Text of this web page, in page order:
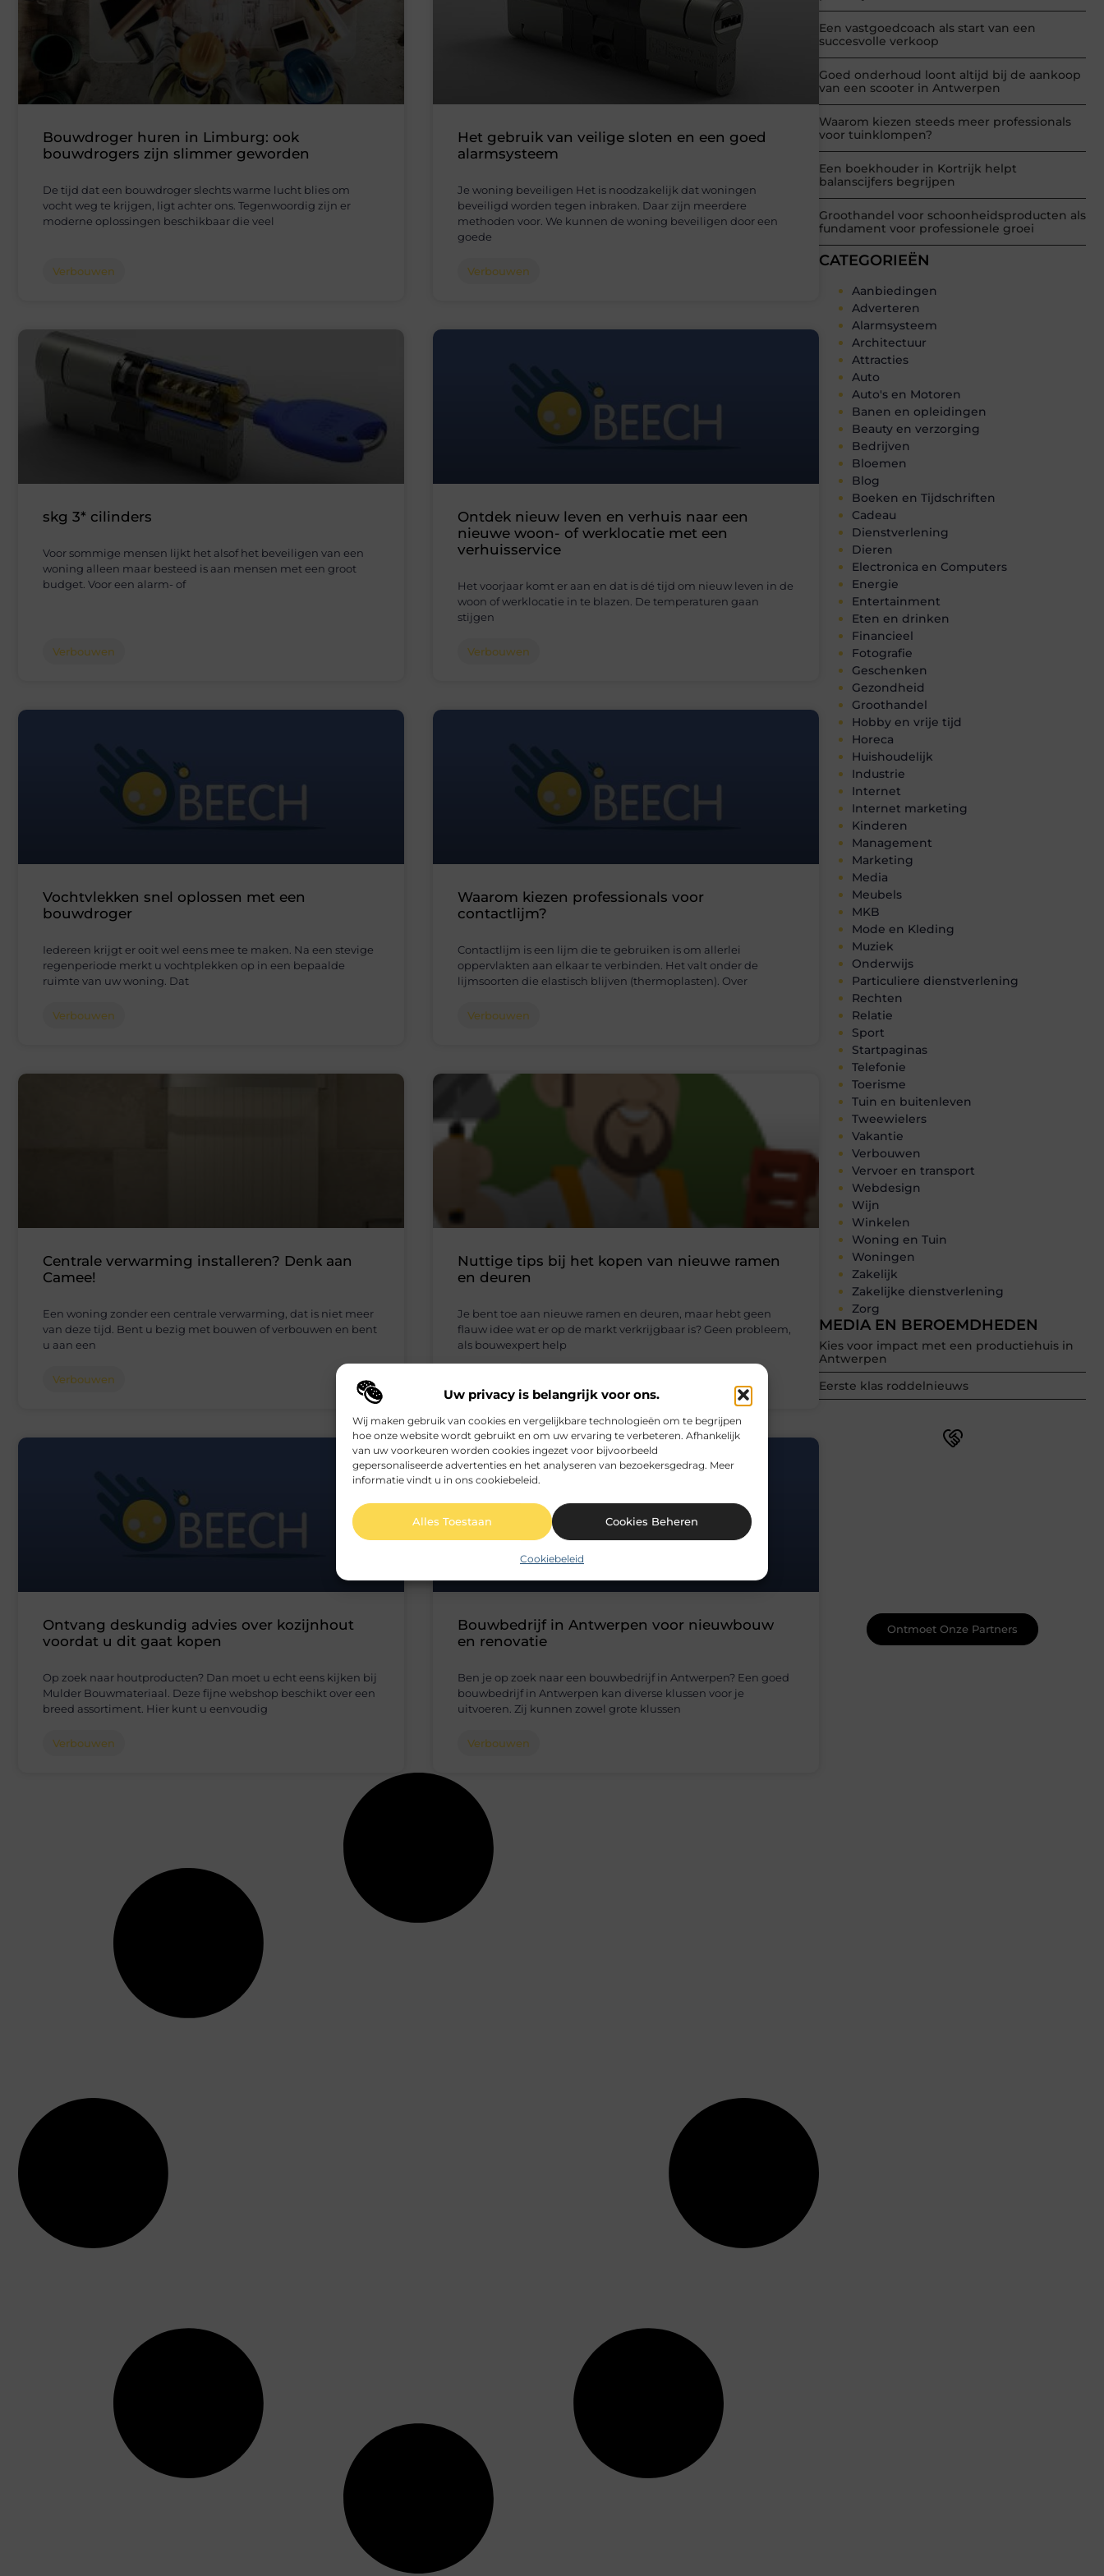
Uw privacy is belangrijk voor ons.
Wij maken gebruik van cookies en vergelijkbare technologieën om te begrijpen
hoe onze website wordt gebruikt en om uw ervaring te verbeteren. Afhankelijk
van uw voorkeuren worden cookies ingezet voor bijvoorbeeld
gepersonaliseerde advertenties en het analyseren van bezoekersgedrag. Meer
informatie vindt u in ons cookiebeleid.
Alles Toestaan Cookies Beheren
Cookiebeleid
Een vastgoedcoach als start van een
succesvolle verkoop
Goed onderhoud loont altijd bij de aankoop
van een scooter in Antwerpen
Waarom kiezen steeds meer professionals
voor tuinklompen?
Een boekhouder in Kortrijk helpt
balanscijfers begrijpen
Groothandel voor schoonheidsproducten als
fundament voor professionele groei
CATEGORIEËN
Aanbiedingen
Adverteren
Alarmsysteem
Architectuur
Attracties
Auto
Auto's en Motoren
Banen en opleidingen
Beauty en verzorging
Bedrijven
Bloemen
Blog
Boeken en Tijdschriften
Cadeau
Dienstverlening
Dieren
Electronica en Computers
Energie
Entertainment
Eten en drinken
Financieel
Fotografie
Geschenken
Gezondheid
Groothandel
Hobby en vrije tijd
Horeca
Huishoudelijk
Industrie
Internet
Internet marketing
Kinderen
Management
Marketing
Media
Meubels
MKB
Mode en Kleding
Muziek
Onderwijs
Particuliere dienstverlening
Rechten
Relatie
Sport
Startpaginas
Telefonie
Toerisme
Tuin en buitenleven
Tweewielers
Vakantie
Verbouwen
Vervoer en transport
Webdesign
Wijn
Winkelen
Woning en Tuin
Woningen
Zakelijk
Zakelijke dienstverlening
Zorg
MEDIA EN BEROEMDHEDEN
Kies voor impact met een productiehuis in
Antwerpen
Eerste klas roddelnieuws
Ontmoet Onze Partners
Bouwdroger huren in Limburg: ook
bouwdrogers zijn slimmer geworden
De tijd dat een bouwdroger slechts warme lucht blies om
vocht weg te krijgen, ligt achter ons. Tegenwoordig zijn er
moderne oplossingen beschikbaar die veel
Verbouwen
Het gebruik van veilige sloten en een goed
alarmsysteem
Je woning beveiligen Het is noodzakelijk dat woningen
beveiligd worden tegen inbraken. Daar zijn meerdere
methoden voor. We kunnen de woning beveiligen door een
goede
Verbouwen
skg 3* cilinders
Voor sommige mensen lijkt het alsof het beveiligen van een
woning alleen maar besteed is aan mensen met een groot
budget. Voor een alarm- of
Verbouwen
Ontdek nieuw leven en verhuis naar een
nieuwe woon- of werklocatie met een
verhuisservice
Het voorjaar komt er aan en dat is dé tijd om nieuw leven in de
woon of werklocatie in te blazen. De temperaturen gaan
stijgen
Verbouwen
Vochtvlekken snel oplossen met een
bouwdroger
Iedereen krijgt er ooit wel eens mee te maken. Na een stevige
regenperiode merkt u vochtplekken op in een bepaalde
ruimte van uw woning. Dat
Verbouwen
Waarom kiezen professionals voor
contactlijm?
Contactlijm is een lijm die te gebruiken is om allerlei
oppervlakten aan elkaar te verbinden. Het valt onder de
lijmsoorten die elastisch blijven (thermoplasten). Over
Verbouwen
Centrale verwarming installeren? Denk aan
Camee!
Een woning zonder een centrale verwarming, dat is niet meer
van deze tijd. Bent u bezig met bouwen of verbouwen en bent
u aan een
Verbouwen
Nuttige tips bij het kopen van nieuwe ramen
en deuren
Je bent toe aan nieuwe ramen en deuren, maar hebt geen
flauw idee wat er op de markt verkrijgbaar is? Geen probleem,
als bouwexpert help
Ontvang deskundig advies over kozijnhout
voordat u dit gaat kopen
Op zoek naar houtproducten? Dan moet u echt eens kijken bij
Mulder Bouwmateriaal. Deze fijne webshop beschikt over een
breed assortiment. Hier kunt u eenvoudig
Verbouwen
Bouwbedrijf in Antwerpen voor nieuwbouw
en renovatie
Ben je op zoek naar een bouwbedrijf in Antwerpen? Een goed
bouwbedrijf in Antwerpen kan diverse klussen voor je
uitvoeren. Zij kunnen zowel grote klussen
Verbouwen